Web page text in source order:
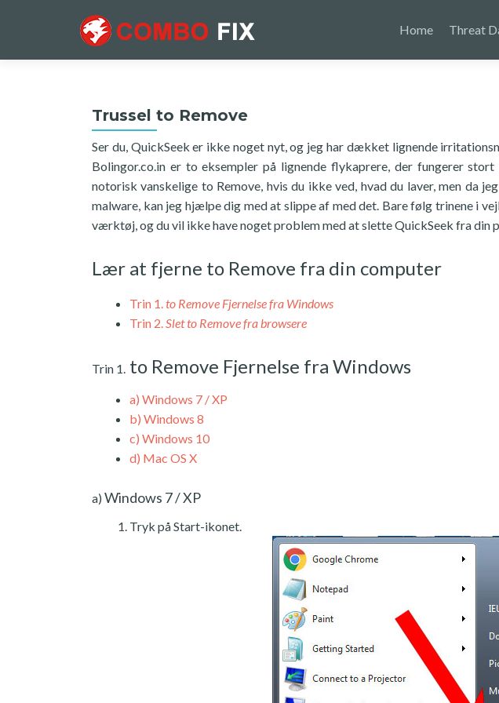
Home Threat
Trussel to Remove
Ser du, QuickSeek er ikke noget nyt, og jeg har dækket lignende
Bolingor.co.in er to eksempler på lignende flykaprere, der fungerer stort
notorisk vanskelige to Remove, hvis du ikke ved, hvad du laver, men da
malware, kan jeg hjælpe dig med at slippe af med det. Bare følg trinene i
værktøj, og du vil ikke have noget problem med at slette QuickSeek fra din
Lær at fjerne to Remove fra din computer
Trin 1.to Remove Fjernelse fra Windows
Trin 2.Slet to Remove fra browsere
Trin 1. to Remove Fjernelse fra Windows
a) Windows 7 / XP
b) Windows 8
c) Windows 10
d) Mac OS X
a) Windows 7 / XP
Tryk på Start-ikonet.